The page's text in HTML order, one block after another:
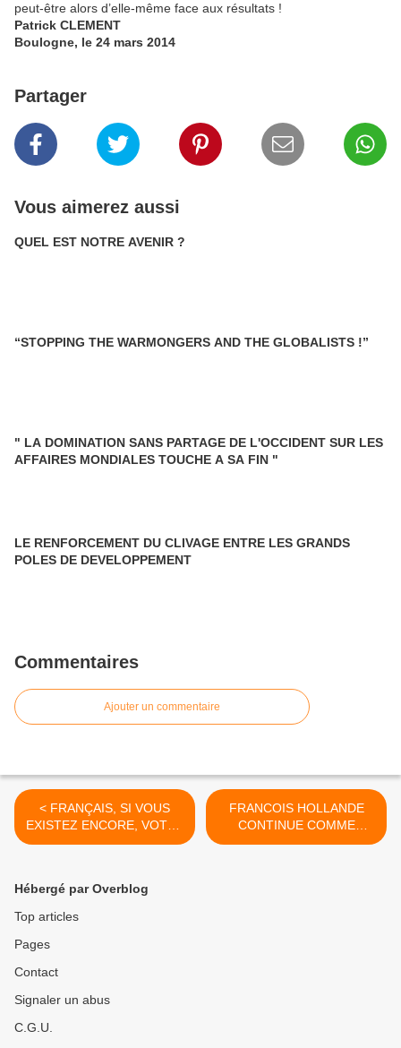
peut-être alors d’elle-même face aux résultats !
Patrick CLEMENT
Boulogne, le 24 mars 2014
Partager
Vous aimerez aussi
QUEL EST NOTRE AVENIR ?
“STOPPING THE WARMONGERS AND THE GLOBALISTS !”
" LA DOMINATION SANS PARTAGE DE L'OCCIDENT SUR LES
AFFAIRES MONDIALES TOUCHE A SA FIN "
LE RENFORCEMENT DU CLIVAGE ENTRE LES GRANDS
POLES DE DEVELOPPEMENT
Commentaires
Ajouter un commentaire
< FRANÇAIS, SI VOUS
EXISTEZ ENCORE, VOTEZ
FRONT NATIONAL
ELECTIONS MUNICIPALES
FRANCOIS HOLLANDE
CONTINUE COMME
AVANT ; IL N’A RIEN
Hébergé par Overblog
Top articles
Pages
Contact
Signaler un abus
C.G.U.